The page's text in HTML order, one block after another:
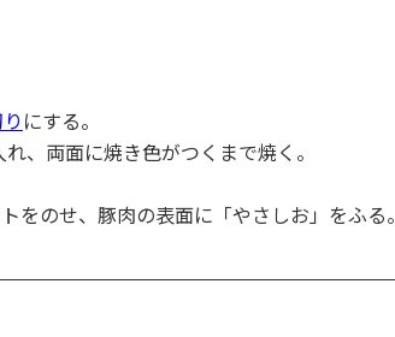
にする。
、両面に焼き色がつくまで焼く。
をのせ、豚肉の表面に「やさしお」をふる。